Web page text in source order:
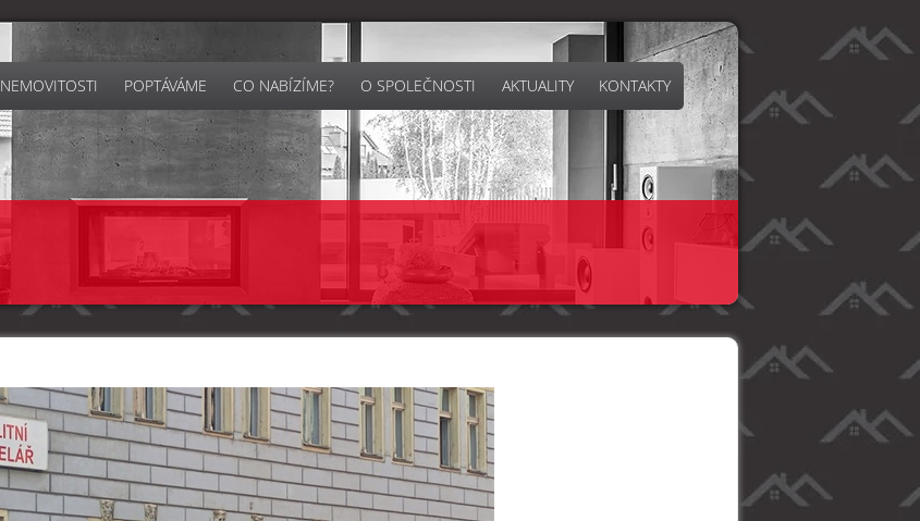
NEMOVITOSTI POPTÁVÁME CO NABÍZÍME? O SPOLEČNOSTI AKTUALITY KONTAKTY